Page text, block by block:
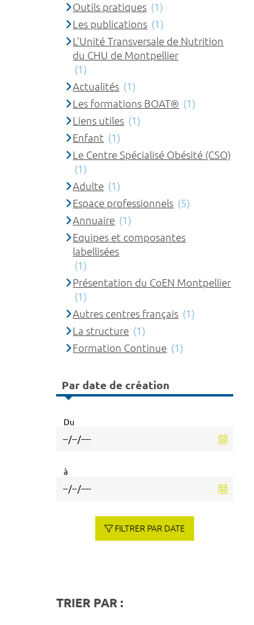
Outils pratiques (1)
Les publications (1)
L'Unité Transversale de Nutrition
du CHU de Montpellier
(1)
Actualités (1)
Les formations BOAT® (1)
Liens utiles (1)
Enfant (1)
Le Centre Spécialisé Obésité (CSO)
(1)
Adulte (1)
Espace professionnels (5)
Annuaire (1)
Equipes et composantes
labellisées
(1)
Présentation du CoEN Montpellier
(1)
Autres centres français (1)
La structure (1)
Formation Continue (1)
Par date de création
Du
à
FILTRER PAR DATE
TRIER PAR :